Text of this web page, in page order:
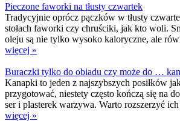
Pieczone faworki na tłusty czwartek
Tradycyjnie oprócz pączków w tłusty
stołach faworki czy chruściki, jak kto woli.
oleju są nie tylko wysoko kaloryczne, ale
więcej »
Buraczki tylko do obiadu czy może do …
Kanapki to jeden z najszybszych posiłków
przygotować, niestety często kończą się na
ser i plasterek warzywa. Warto rozszerzyć ich
więcej »